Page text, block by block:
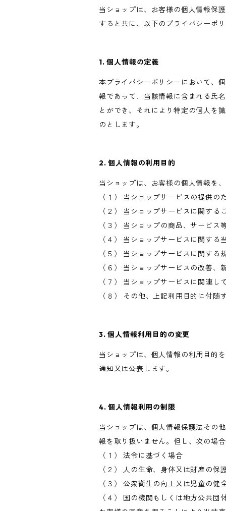
当ショップは、お客様の個人情報保
すると共に、以下のプライバシーポ
1. 個人情報の定義
本プライバシーポリシーにおいて、
報であって、当該情報に含まれる氏
とができ、それにより特定の個人を
のとします。
2. 個人情報の利用目的
当ショップは、お客様の個人情報を
（１） 当ショップサービスの提供の
（２） 当ショップサービスに関す
（３） 当ショップの商品、サービス
（４） 当ショップサービスに関す
（５） 当ショップサービスに関する
（６） 当ショップサービスの改善
（７） 当ショップサービスに関連
（８） その他、上記利用目的に付随
3. 個人情報利用目的の変更
当ショップは、個人情報の利用目的
通知又は公表します。
4. 個人情報利用の制限
当ショップは、個人情報保護法その
報を取り扱いません。但し、次の場
（１） 法令に基づく場合
（２） 人の生命、身体又は財産の
（３） 公衆衛生の向上又は児童の
（４） 国の機関もしくは地方公共